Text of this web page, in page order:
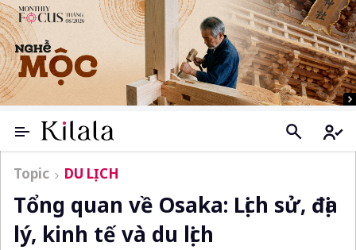
Topic DU LỊCH
Tổng quan về Osaka: Lịch sử, địa
lý, kinh tế và du lịch